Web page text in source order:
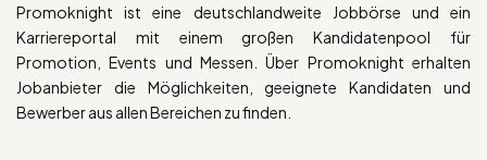
Promoknight ist eine deutschlandweite Jobbörse und ein
Karriereportal mit einem großen Kandidatenpool für
Promotion, Events und Messen. Über Promoknight erhalten
Jobanbieter die Möglichkeiten, geeignete Kandidaten und
Bewerber aus allen Bereichen zu finden.